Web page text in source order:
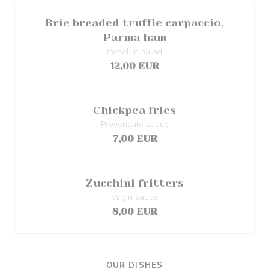
Brie breaded truffle carpaccio,
Parma ham
mesclun salad
12,00 EUR
Chickpea fries
Provencale sauce
7,00 EUR
Zucchini fritters
Virgin sauce
8,00 EUR
OUR DISHES